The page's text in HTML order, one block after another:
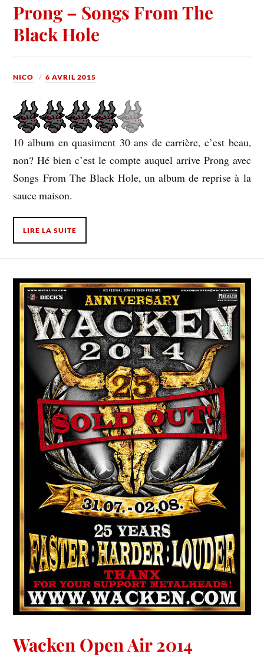
Prong – Songs From The
Black Hole
NICO 6 AVRIL 2015
10 album en quasiment 30 ans de carrière, c’est beau,
non? Hé bien c’est le compte auquel arrive Prong avec
Songs From The Black Hole, un album de reprise à la
sauce maison.
LIRE LA SUITE
Wacken Open Air 2014